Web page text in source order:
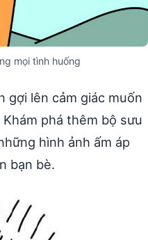
mọi tình huống
gợi lên cảm giác muốn
phá thêm bộ sưu
hình ảnh ấm áp
bạn bè.